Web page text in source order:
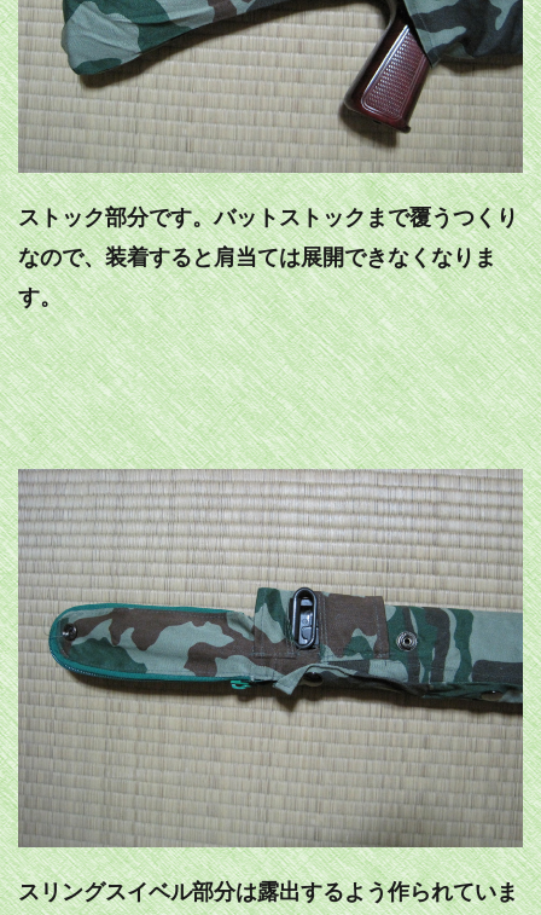
ストック部分です。バットストックまで覆うつくり
なので、装着すると肩当ては展開できなくなりま
す。
スリングスイベル部分は露出するよう作られていま